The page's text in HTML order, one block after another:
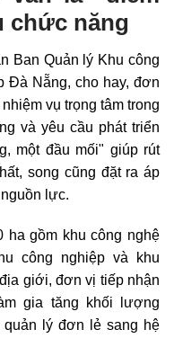
chức năng
Ban Quản lý Khu công
Đà Nẵng, cho hay, đơn
vụ trọng tâm trong
và yêu cầu phát triển
một đầu mối" giúp rút
song cũng đặt ra áp
lực.
ha gồm khu công nghệ
công nghiệp và khu
giới, đơn vị tiếp nhận
gia tăng khối lượng
lý đơn lẻ sang hệ